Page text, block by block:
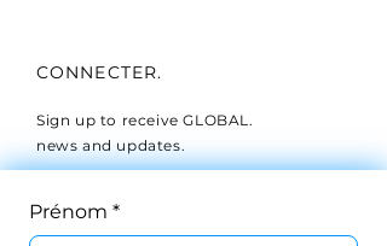
CONNECTER.
Sign up to receive GLOBAL.
news and updates.
Prénom *